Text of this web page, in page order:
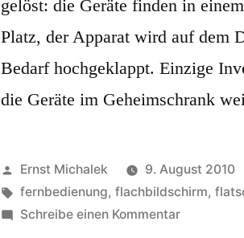
gelöst: die Geräte finden in
Platz, der Apparat wird auf dem
Bedarf hochgeklappt. Einzige
die Geräte im Geheimschrank
Veröffentlicht
von
Ernst Michalek 9. August 2010
Schlagwörter:
fernbedienung,flachbildschirm,
Schreibe einen Kommentarzu